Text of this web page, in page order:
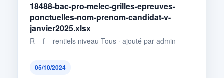
18488-bac-pro-melec-grilles-epreuves-
ponctuelles-nom-prenom-candidat-v-
janvier2025.xlsx
R__f__rentiels niveau Tous · ajouté par admin
05/10/2024